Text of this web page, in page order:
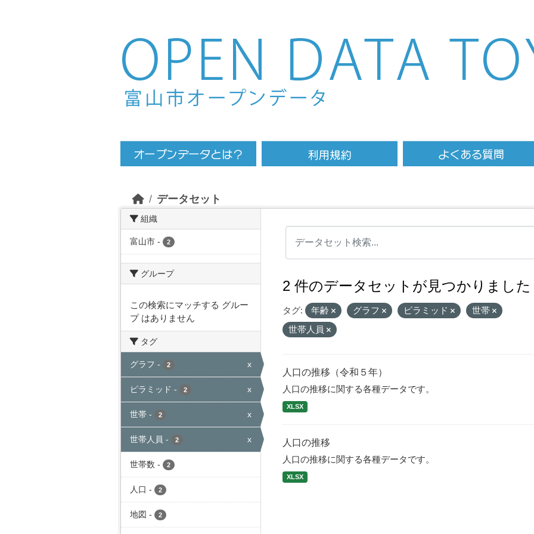
Skip to main content
データセット
組織
富山市 - 2
グループ
この検索にマッチする グルー
プ はありません
タグ
グラフ - 2 x
ピラミッド - 2 x
世帯 - 2 x
世帯人員 - 2 x
世帯数 - 2
人口 - 2
地図 - 2
2 件のデータセットが見つかりました
タグ: 年齢 グラフ ピラミッド
世帯
世帯人員
人口の推移（令和５年）
人口の推移に関する各種データです。
XLSX
人口の推移
人口の推移に関する各種データです。
XLSX